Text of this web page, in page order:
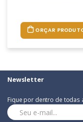
ORÇAR
Newsletter
Fique por dentro de